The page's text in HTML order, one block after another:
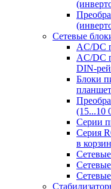
Сетевые
AC/DC
AC/DC
DIN-
Блоки
(15...10
Серии
Серия
в